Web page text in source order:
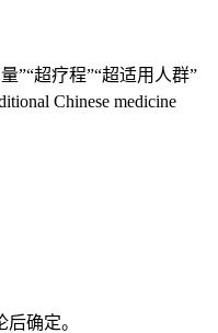
”“超疗程”“超适用人群”
Chinese medicine
确定。